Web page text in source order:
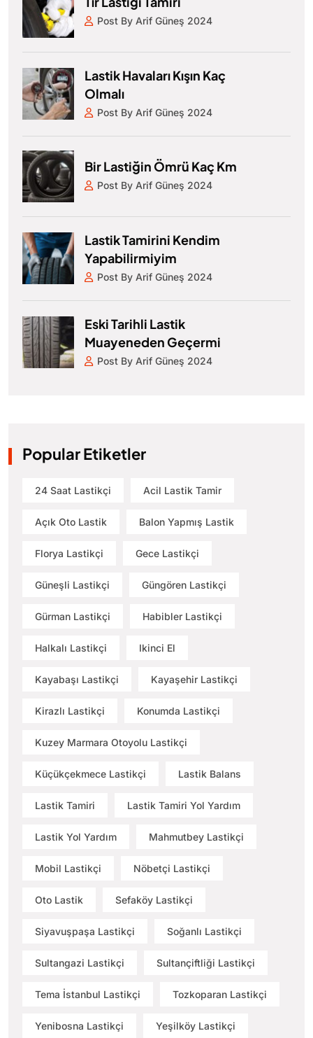
Post By Arif Güneş 2024
Lastik Havaları Kışın Kaç
Olmalı
Post By Arif Güneş 2024
Bir Lastiğin Ömrü Kaç Km
Post By Arif Güneş 2024
Lastik Tamirini Kendim
Yapabilirmiyim
Post By Arif Güneş 2024
Eski Tarihli Lastik
Muayeneden Geçermi
Post By Arif Güneş 2024
Popular Etiketler
24 Saat Lastikçi Acil Lastik Tamir
Açık Oto Lastik Balon Yapmış Lastik
Florya Lastikçi Gece Lastikçi
Güneşli Lastikçi Güngören Lastikçi
Gürman Lastikçi Habibler Lastikçi
Halkalı Lastikçi Ikinci El
Kayabaşı Lastikçi Kayaşehir Lastikçi
Kirazlı Lastikçi Konumda Lastikçi
Kuzey Marmara Otoyolu Lastikçi
Küçükçekmece Lastikçi Lastik Balans
Lastik Tamiri Lastik Tamiri Yol Yardım
Lastik Yol Yardım Mahmutbey Lastikçi
Mobil Lastikçi Nöbetçi Lastikçi
Oto Lastik Sefaköy Lastikçi
Siyavuşpaşa Lastikçi Soğanlı Lastikçi
Sultangazi Lastikçi Sultançiftliği Lastikçi
Tema İstanbul Lastikçi Tozkoparan Lastikçi
Yenibosna Lastikçi Yeşilköy Lastikçi